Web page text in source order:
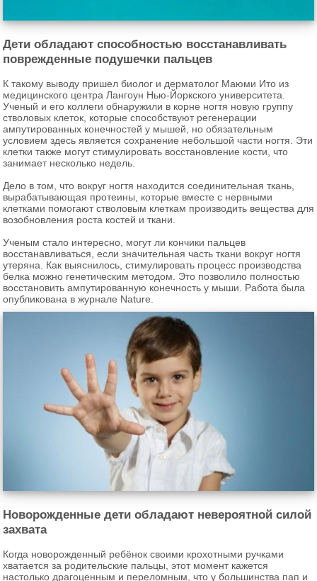
Дети обладают способностью восстанавливать
поврежденные подушечки пальцев
К такому выводу пришел биолог и дерматолог Маюми Ито из
медицинского центра Лангоун Нью-Йоркского университета.
Ученый и его коллеги обнаружили в корне ногтя новую группу
стволовых клеток, которые способствуют регенерации
ампутированных конечностей у мышей, но обязательным
условием здесь является сохранение небольшой части ногтя. Эти
клетки также могут стимулировать восстановление кости, что
занимает несколько недель.
Дело в том, что вокруг ногтя находится соединительная ткань,
вырабатывающая протеины, которые вместе с нервными
клетками помогают стволовым клеткам производить вещества для
возобновления роста костей и ткани.
Ученым стало интересно, могут ли кончики пальцев
восстанавливаться, если значительная часть ткани вокруг ногтя
утеряна. Как выяснилось, стимулировать процесс производства
белка можно генетическим методом. Это позволило полностью
восстановить ампутированную конечность у мыши. Работа была
опубликована в журнале Nature.
Новорожденные дети обладают невероятной силой
захвата
Когда новорожденный ребёнок своими крохотными ручками
хватается за родительские пальцы, этот момент кажется
настолько драгоценным и переломным, что у большинства пап и